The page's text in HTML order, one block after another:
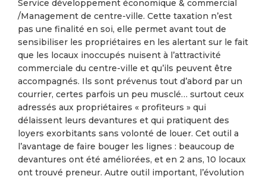
Service développement économique & commercial
/Management de centre-ville. Cette taxation n’est
pas une finalité en soi, elle permet avant tout de
sensibiliser les propriétaires en les alertant sur le fait
que les locaux inoccupés nuisent à l’attractivité
commerciale du centre-ville et qu’ils peuvent être
accompagnés. Ils sont prévenus tout d’abord par un
courrier, certes parfois un peu musclé… surtout ceux
adressés aux propriétaires « profiteurs » qui
délaissent leurs devantures et qui pratiquent des
loyers exorbitants sans volonté de louer. Cet outil a
l’avantage de faire bouger les lignes : beaucoup de
devantures ont été améliorées, et en 2 ans, 10 locaux
ont trouvé preneur. Autre outil important, l’évolution